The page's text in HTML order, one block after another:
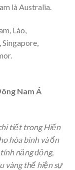
là Australia.
Lào,
Singapore,
Nam Á
tiết trong Hiến
hòa bình và ổn
năng động,
vàng thểhiện sự